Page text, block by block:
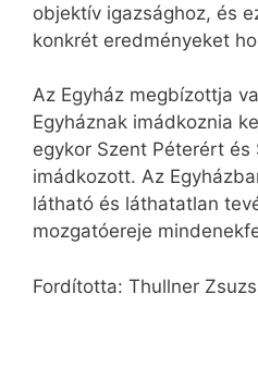
objektív igazsághoz, és
konkrét eredményeket
Az Egyház megbízottja
Egyháznak imádkoznia
egykor Szent Péterért és
imádkozott. Az
látható és láthatatlan
mozgatóereje
Fordította: Thullner